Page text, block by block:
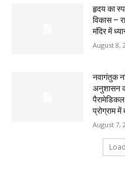
हृदय का
विकास –
मंदिर में
August 8,
नवागंतुक
अनुशासन
प्रोग्राम में
August 7,